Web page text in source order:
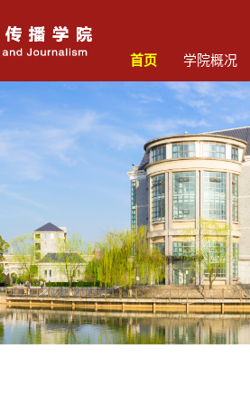
首页 学院概况